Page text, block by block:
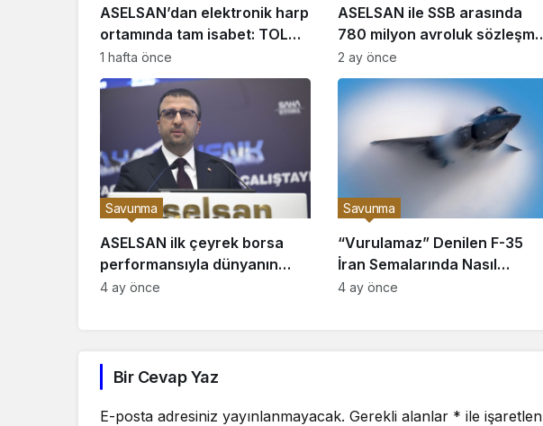
ASELSAN’dan elektronik harp
ortamında tam isabet: TOLUN
P hedefi başarıyla vurdu
1 hafta önce
ASELSAN ile SSB arasında
780 milyon avroluk sözleşme
imzalandı
2 ay önce
ASELSAN ilk çeyrek borsa
performansıyla dünyanın
önde gelen savunma
Savunma
4 ay önce
“Vurulamaz” Denilen F-35
İran Semalarında Nasıl
Vuruldu?
Savunma
4 ay önce
Bir Cevap Yaz
E-posta adresiniz yayınlanmayacak. Gerekli alanlar * ile